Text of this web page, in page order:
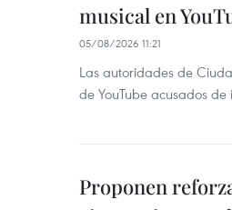
musical en
05/08/2026 11:21
Las autoridades de
de YouTube acusados
Proponen